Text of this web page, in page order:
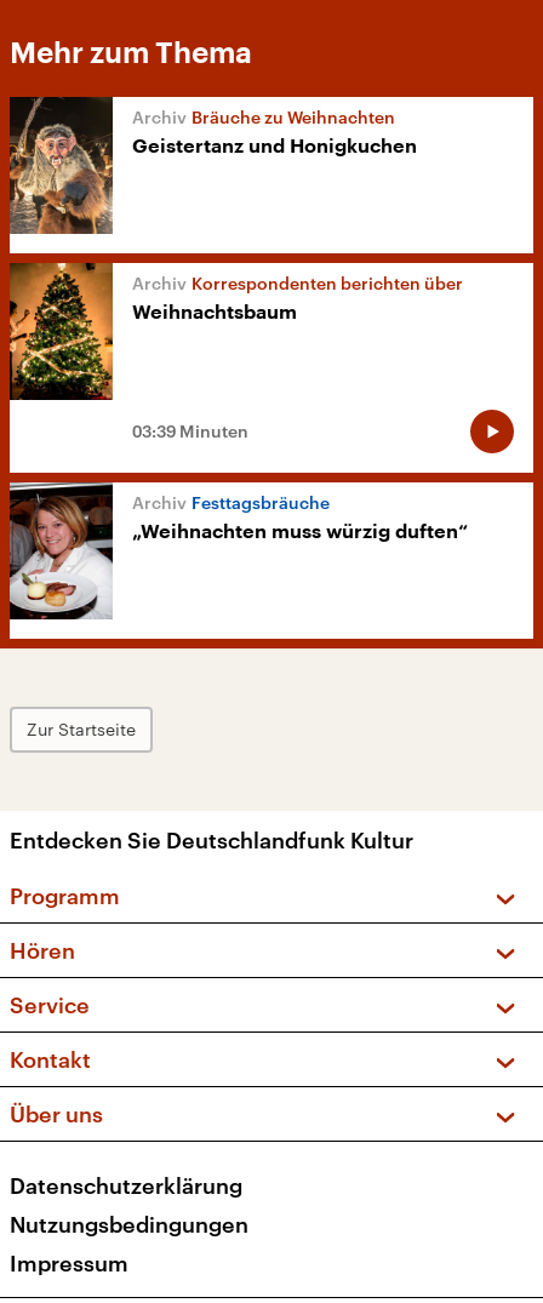
Mehr zum Thema
Bräuche zu Weihnachten
Geistertanz und Honigkuchen
Korrespondenten berichten über
Weihnachtsbaum
03:39 Minuten
Festtagsbräuche
„Weihnachten muss würzig duften“
Zur Startseite
Entdecken Sie Deutschlandfunk Kultur
Programm
Sendungen und Podcasts
Musikliste
Kakadu – Das Kinderprogramm
Hören
Frequenzen (UKW + DAB+)
Service
FAQ
Apps
Newsletter
Veranstaltungen
Kontakt
Social Media
Über uns
Presse
Karriere
Transparenz
Datenschutzerklärung
Nutzungsbedingungen
Impressum